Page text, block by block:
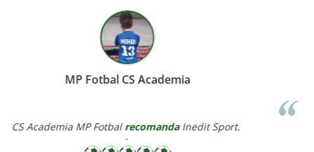
Miereanu Corina
Corina Violeta Miereanrecomanda Inedit Sport.